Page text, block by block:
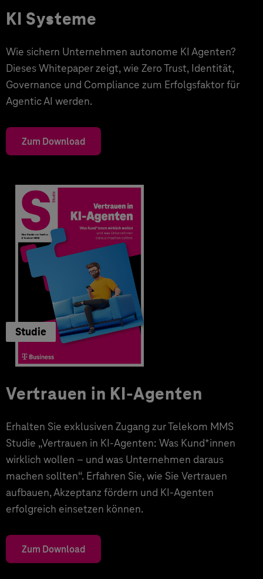
KI Systeme
Wie sichern Unternehmen autonome KI Agenten?
Dieses Whitepaper zeigt, wie Zero Trust, Identität,
Governance und Compliance zum Erfolgsfaktor für
Agentic AI werden.
Zum Download
Studie
Vertrauen in KI-Agenten
Erhalten Sie exklusiven Zugang zur Telekom MMS
Studie „Vertrauen in KI-Agenten: Was Kund*innen
wirklich wollen – und was Unternehmen daraus
machen sollten“. Erfahren Sie, wie Sie Vertrauen
aufbauen, Akzeptanz fördern und KI-Agenten
erfolgreich einsetzen können.
Zum Download